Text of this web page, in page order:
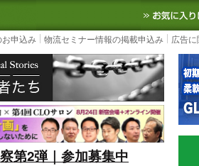
流ニュースサイト
3PL, SCMなど国内外の最新
申込み 物流セミナー情報の掲載申込み 広告
第2弾｜参加募集中